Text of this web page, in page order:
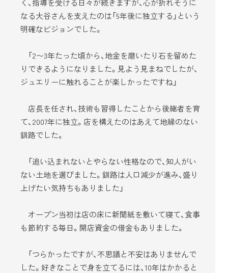
く、指導を受ける日々が続きますが、心が折れそうに
なる大谷さんを支えたのは「5年後に独立する」という
明確なビジョンでした。
「2〜3年たった頃から、地金を磨いたり石を留めた
りできるようになりました。見よう見まねでしたが、
ジュエリーに触れることが楽しかったですね」
店長を任され、技術も習得したことから後継者を育
て、2007年に独立。店を構えたのはあえて地縁のない
釧路でした。
「追い込まれないとやらない性格なので、知人がい
ない土地を選びました。釧路は人口減少が進み、盛り
上げたい気持ちもありました」
オープン当初は店の床に新聞紙を敷いて寝て、食事
も節約する毎日。開店資金の借金もありました。
「つらかったですが、不思議と不安はありませんで
した。好きなことで身を立てるには、10年はかかると